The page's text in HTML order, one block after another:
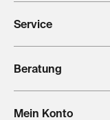
Service
Beratung
Mein Konto